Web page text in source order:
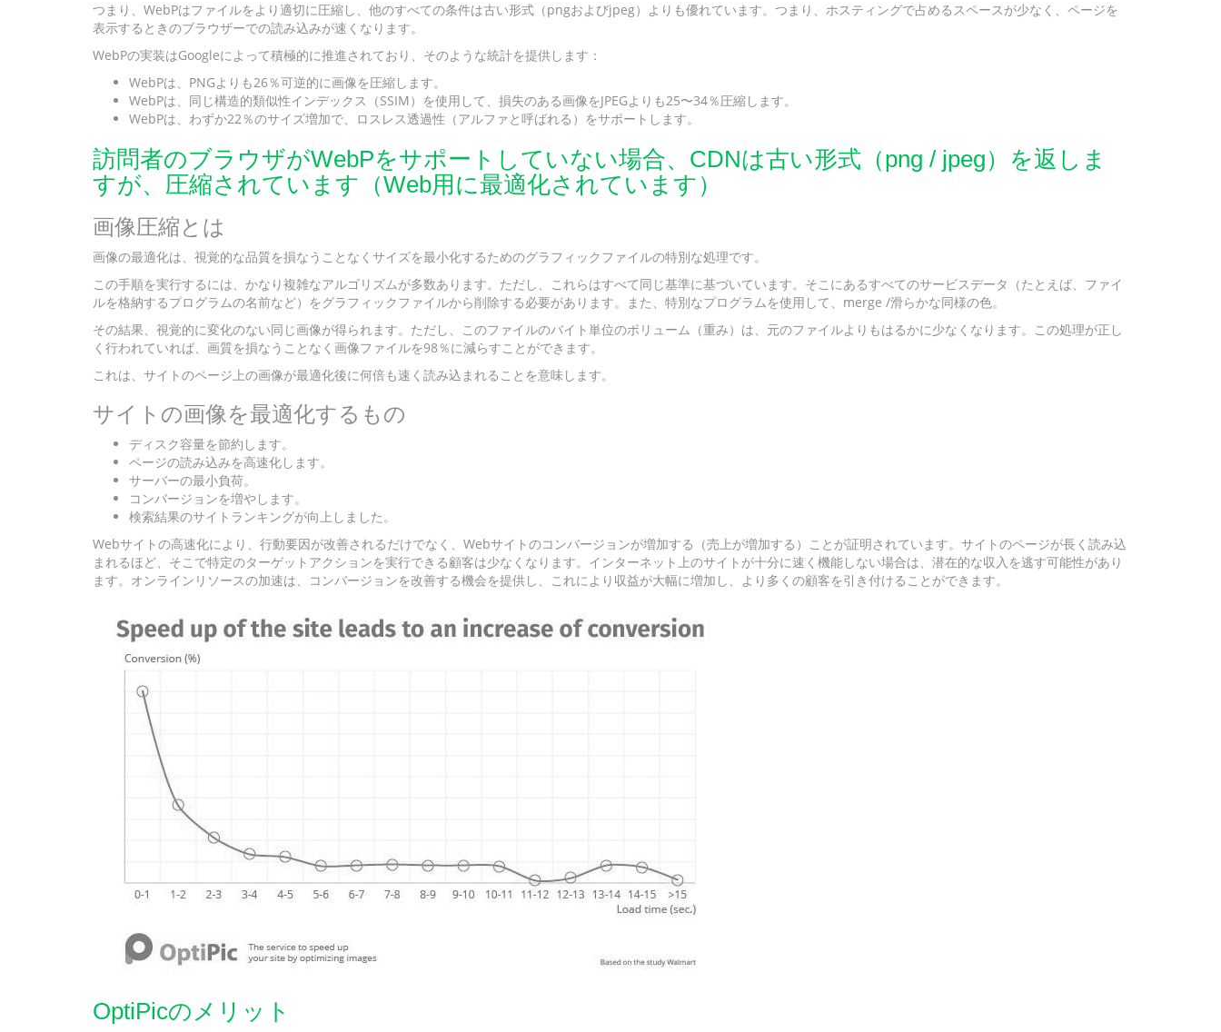
つまり、WebPはファイルをより適切に圧縮し、他のすべての条件は古い形式（pngおよびjpeg）よりも優れています。つまり、ホスティングで占めるスペースが少なく、ページを
表示するときのブラウザーでの読み込みが速くなります。
WebPの実装はGoogleによって積極的に推進されており、そのような統計を提供します：
WebPは、PNGよりも26％可逆的に画像を圧縮します。
WebPは、同じ構造的類似性インデックス（SSIM）を使用して、損失のある画像をJPEGよりも25〜34％圧縮します。
WebPは、わずか22％のサイズ増加で、ロスレス透過性（アルファと呼ばれる）をサポートします。
訪問者のブラウザがWebPをサポートしていない場合、CDNは古い形式（png / jpeg）を返しま
すが、圧縮されています（Web用に最適化されています）
画像圧縮とは
画像の最適化は、視覚的な品質を損なうことなくサイズを最小化するためのグラフィックファイルの特別な処理です。
この手順を実行するには、かなり複雑なアルゴリズムが多数あります。ただし、これらはすべて同じ基準に基づいています。そこにあるすべてのサービスデータ（たとえば、ファイ
ルを格納するプログラムの名前など）をグラフィックファイルから削除する必要があります。また、特別なプログラムを使用して、merge /滑らかな同様の色。
その結果、視覚的に変化のない同じ画像が得られます。ただし、このファイルのバイト単位のボリューム（重み）は、元のファイルよりもはるかに少なくなります。この処理が正し
く行われていれば、画質を損なうことなく画像ファイルを98％に減らすことができます。
これは、サイトのページ上の画像が最適化後に何倍も速く読み込まれることを意味します。
サイトの画像を最適化するもの
ディスク容量を節約します。
ページの読み込みを高速化します。
サーバーの最小負荷。
コンバージョンを増やします。
検索結果のサイトランキングが向上しました。
Webサイトの高速化により、行動要因が改善されるだけでなく、Webサイトのコンバージョンが増加する（売上が増加する）ことが証明されています。サイトのページが長く読み込
まれるほど、そこで特定のターゲットアクションを実行できる顧客は少なくなります。インターネット上のサイトが十分に速く機能しない場合は、潜在的な収入を逃す可能性があり
ます。オンラインリソースの加速は、コンバージョンを改善する機会を提供し、これにより収益が大幅に増加し、より多くの顧客を引き付けることができます。
OptiPicのメリット